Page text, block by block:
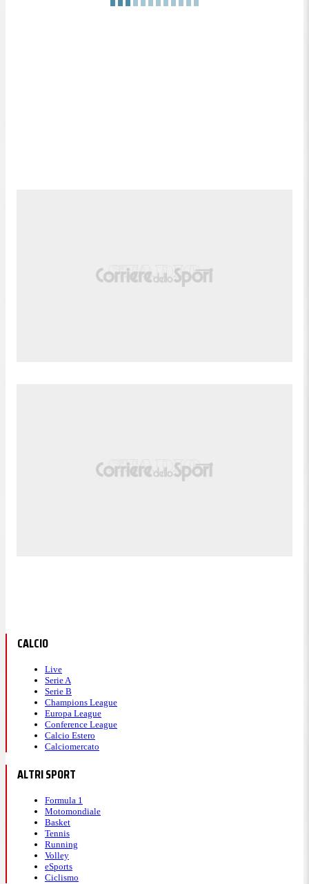
CALCIO
Live
Serie A
Serie B
Champions League
Europa League
Conference League
Calcio Estero
Calciomercato
ALTRI SPORT
Formula 1
Motomondiale
Basket
Tennis
Running
Volley
eSports
Ciclismo